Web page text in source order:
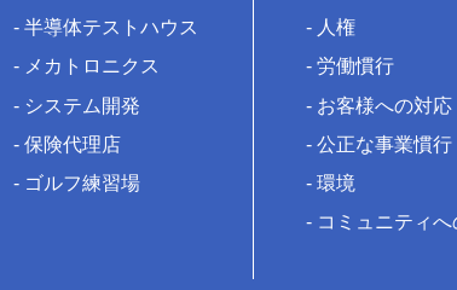
半導体テストハウス
メカトロニクス
システム開発
保険代理店
ゴルフ練習場
人権
労働慣行
お客様への対応
公正な事業慣行
環境
コミュニティ